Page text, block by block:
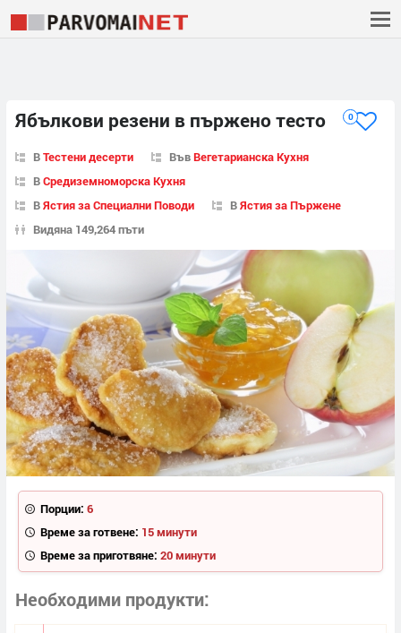
Ябълкови резени в пържено тесто 0
ВТестени десерти ВъвВегетарианска Кухня
ВСредиземноморска Кухня
ВЯстия за Специални Поводи ВЯстия за Пържене
Видяна 149,264 пъти
Порции: 6
Време за готвене: 15 минути
Време за приготвяне: 20 минути
Необходими продукти